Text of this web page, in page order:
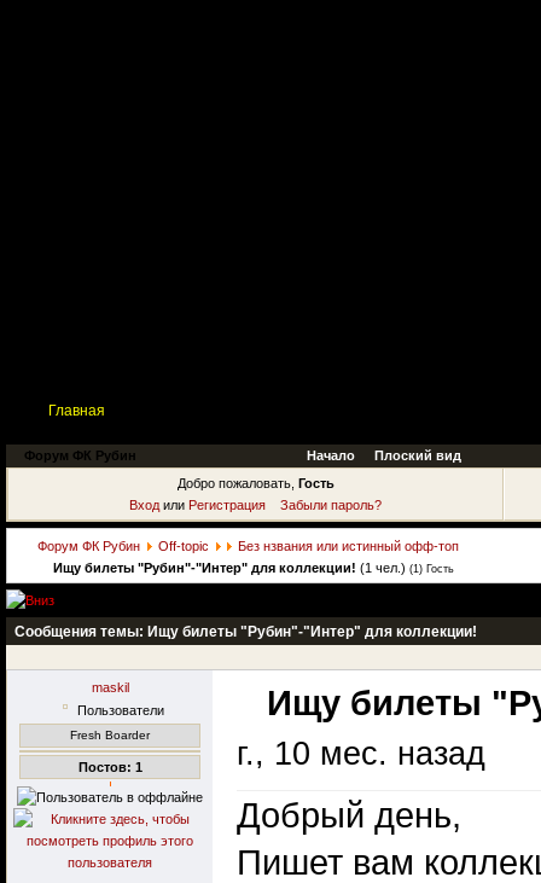
Главная
Форум ФК Рубин Начало
Плоский вид
Добро пожаловать, Гость
Вход или Регистрация Забыли пароль?
Форум ФК Рубин Off-topic
Без нзвания или истинный офф-топ
Ищу билеты "Рубин"-"Интер" для коллекции! (1 чел.) (1) Гость
Сообщения темы: Ищу билеты "Рубин"-"Интер" для коллекции!
maskil
Пользователи
Fresh Boarder
Постов: 1
Ищу билеты
г., 10 мес. назад
Добрый день,
Пишет вам